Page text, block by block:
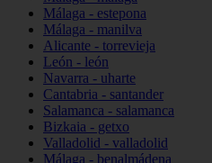
Málaga - estepona
Málaga - manilva
Alicante - torrevieja
León - león
Navarra - uharte
Cantabria - santander
Salamanca - salamanca
Bizkaia - getxo
Valladolid - valladolid
Málaga - benalmádena